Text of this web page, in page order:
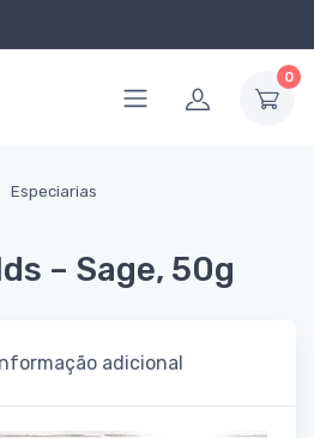
0
Especiarias
– Sage, 50g
Informação adicional